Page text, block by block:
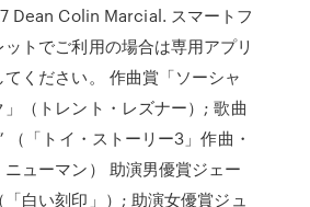
Dean Colin Marcial. スマートフ
トでご利用の場合は専用アプリ
ください。 作曲賞「ソーシャ
（トレント・レズナー）; 歌曲
（「トイ・ストーリー3」作曲・
ューマン） 助演男優賞ジェー
白い刻印」）; 助演女優賞ジュ